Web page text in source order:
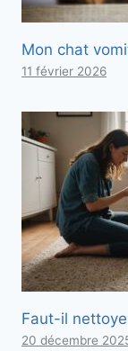
Mon chat
11 février 2026
Faut-il
20 décembre